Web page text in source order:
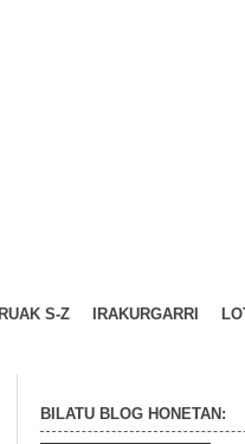
S-Z IRAKURGARRI
BILATU BLOG HONETAN: